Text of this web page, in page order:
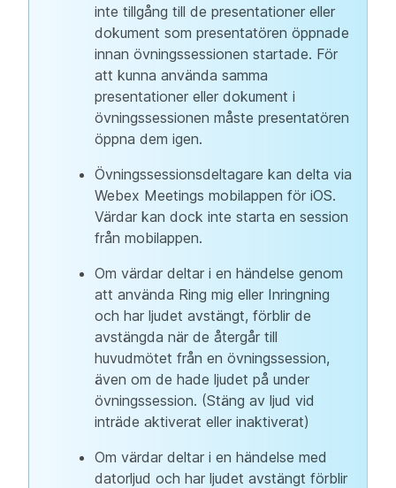
inte tillgång till de presentationer eller
dokument som presentatören öppnade
innan övningssessionen startade. För
att kunna använda samma
presentationer eller dokument i
övningssessionen måste presentatören
öppna dem igen.
Övningssessionsdeltagare kan delta via
Webex Meetings mobilappen för iOS.
Värdar kan dock inte starta en session
från mobilappen.
Om värdar deltar i en händelse genom
att använda Ring mig eller Inringning
och har ljudet avstängt, förblir de
avstängda när de återgår till
huvudmötet från en övningssession,
även om de hade ljudet på under
övningssession. (Stäng av ljud vid
inträde aktiverat eller inaktiverat)
Om värdar deltar i en händelse med
datorljud och har ljudet avstängt förblir